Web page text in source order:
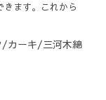
きます。これから
/カーキ/三河木綿